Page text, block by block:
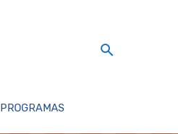
PROGRAMAS